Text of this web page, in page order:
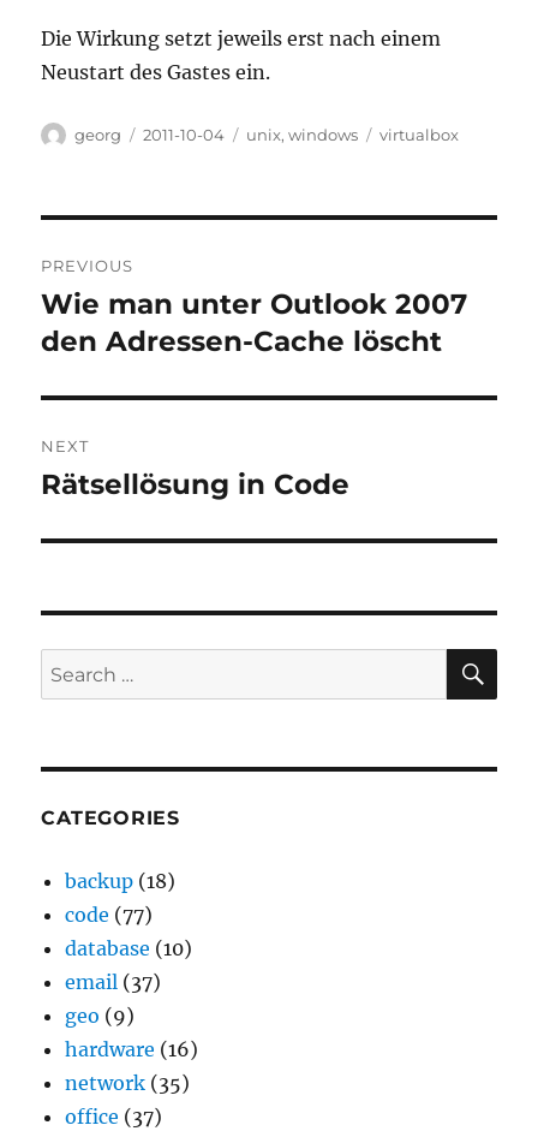
Die Wirkung setzt jeweils erst nach einem
Neustart des Gastes ein.
Author
georg
Posted
2011-10-04 Categories
unix,windows Tags
virtualbox
navigation
PREVIOUS
Previous
post:
Wie man unter Outlook 2007
den Adressen-Cache löscht
NEXT
Next
Rätsellösung in Code
Search
for:
CATEGORIES
backup (18)
code (77)
database (10)
email (37)
geo (9)
hardware (16)
network (35)
office (37)